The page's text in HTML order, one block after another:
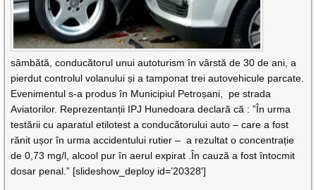
sâmbătă, conducătorul unui autoturism în vârstă de 30 de ani, a
pierdut controlul volanului și a tamponat trei autovehicule parcate.
Evenimentul s-a produs în Municipiul Petroșani, pe strada
Aviatorilor. Reprezentanții IPJ Hunedoara declară că : ”În urma
testării cu aparatul etilotest a conducătorului auto – care a fost
rănit ușor în urma accidentului rutier – a rezultat o concentrație
de 0,73 mg/l, alcool pur în aerul expirat .În cauză a fost întocmit
dosar penal.” [slideshow_deploy id=’20328′]